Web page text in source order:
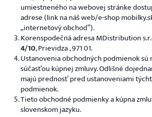
umiestneného na webovej stránke
adrese (link na náš web/e-shop
„internetový obchod”).
Korenspodečná adresa MDistribution
4/10, Prievidza , 971 01.
Ustanovenia obchodných podmienok
súčasťou kúpnej zmluvy. Odlišné
majú prednosť pred ustanoveniami
podmienok.
Tieto obchodné podmienky a kúpna
slovenskom jazyku.